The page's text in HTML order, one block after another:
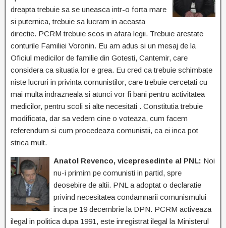
dreapta trebuie sa se uneasca intr-o forta mare
si puternica, trebuie sa lucram in aceasta
directie. PCRM trebuie scos in afara legii. Trebuie arestate
conturile Familiei Voronin. Eu am adus si un mesaj de la
Oficiul medicilor de familie din Gotesti, Cantemir, care
considera ca situatia lor e grea. Eu cred ca trebuie schimbate
niste lucruri in privinta comunistilor, care trebuie cercetati cu
mai multa indrazneala si atunci vor fi bani pentru activitatea
medicilor, pentru scoli si alte necesitati . Constitutia trebuie
modificata, dar sa vedem cine o voteaza, cum facem
referendum si cum procedeaza comunistii, ca ei inca pot
strica mult.
Anatol Revenco, vicepresedinte al PNL: Noi
nu-i primim pe comunisti in partid, spre
deosebire de altii. PNL a adoptat o declaratie
privind necesitatea condamnarii comunismului
inca pe 19 decembrie la DPN. PCRM activeaza
ilegal in politica dupa 1991, este inregistrat ilegal la Ministerul